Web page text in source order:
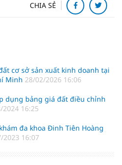
CHIA SẺ
cơ sở sản xuất kinh doanh tại
Minh 28/02/2026 16:06
dụng bảng giá đất điều chỉnh
2024 16:25
đa khoa Đinh Tiên Hoàng
2023 16:07